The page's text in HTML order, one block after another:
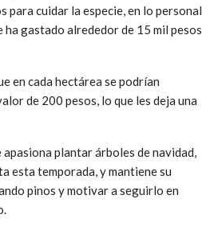
para cuidar la especie, en lo personal
ha gastado alrededor de 15 mil pesos
en cada hectárea se podrían
de 200 pesos, lo que les deja una
apasiona plantar árboles de navidad,
esta temporada, y mantiene su
pinos y motivar a seguirlo en